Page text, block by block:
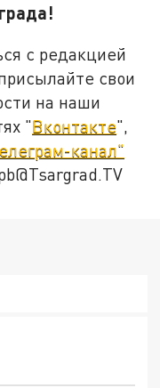
с редакцией
свои
на наши
"Вконтакте",
канал"